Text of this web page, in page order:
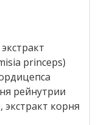
princeps)
рейнутрии
корня